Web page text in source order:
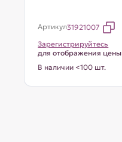
Артикул31921007
Зарегистрируйтесь
для отображения цены
В наличии <100 шт.